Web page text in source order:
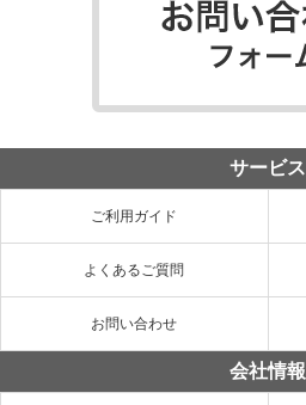
サービス
ご利用ガイド
よくあるご質問
お問い合わせ
会社情報